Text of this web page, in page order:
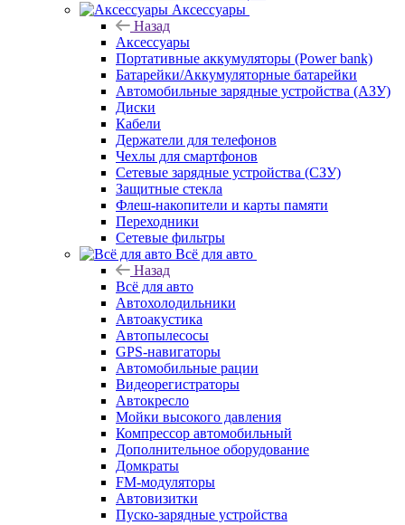
Аксессуары
Назад
Аксессуары
Портативные аккумуляторы (Power bank)
Батарейки/Аккумуляторные батарейки
Автомобильные зарядные устройства (АЗУ)
Диски
Кабели
Держатели для телефонов
Чехлы для смартфонов
Сетевые зарядные устройства (СЗУ)
Защитные стекла
Флеш-накопители и карты памяти
Переходники
Сетевые фильтры
Всё для авто
Назад
Всё для авто
Автохолодильники
Автоакустика
Автопылесосы
GPS-навигаторы
Автомобильные рации
Видеорегистраторы
Автокресло
Мойки высокого давления
Компрессор автомобильный
Дополнительное оборудование
Домкраты
FM-модуляторы
Автовизитки
Пуско-зарядные устройства